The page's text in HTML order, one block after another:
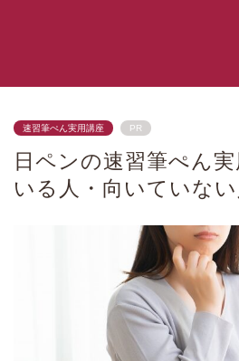
速習筆ぺん実用講座 PR
日ペンの速習筆ぺん
いる人・向いていない